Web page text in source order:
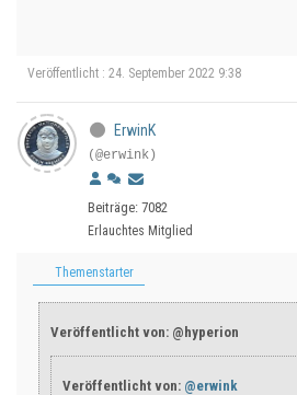
Veröffentlicht : 24. September 2022 9:38
ErwinK
(@erwink)
Beiträge: 7082
Erlauchtes Mitglied
Themenstarter
Veröffentlicht von: @hyperion
Veröffentlicht von: @erwink